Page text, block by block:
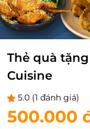
Thẻ quà
Cuisine
5.0 (1 đánh giá)
500.000